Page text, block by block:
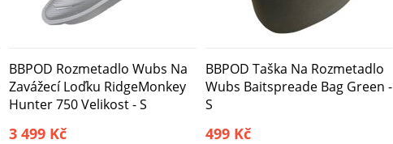
BBPOD Rozmetadlo Wubs Na
Zavážecí Loďku RidgeMonkey
Hunter 750 Velikost - S
3 499 Kč
BBPOD Taška Na Rozmetadlo
Wubs Baitspreade Bag Green -
S
499 Kč